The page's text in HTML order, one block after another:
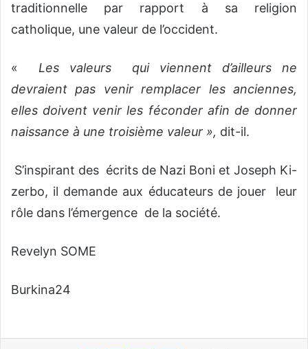
traditionnelle par rapport à sa religion
catholique, une valeur de l’occident.
« Les valeurs qui viennent d’ailleurs ne
devraient pas venir remplacer les anciennes,
elles doivent venir les féconder afin de donner
naissance à une troisième valeur », dit-il.
S’inspirant des écrits de Nazi Boni et Joseph Ki-
zerbo, il demande aux éducateurs de jouer leur
rôle dans l’émergence de la société.
Revelyn SOME
Burkina24